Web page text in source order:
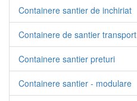
Containere santier de inchiriat
Containere de santier transport
Containere santier preturi
Containere santier - modulare